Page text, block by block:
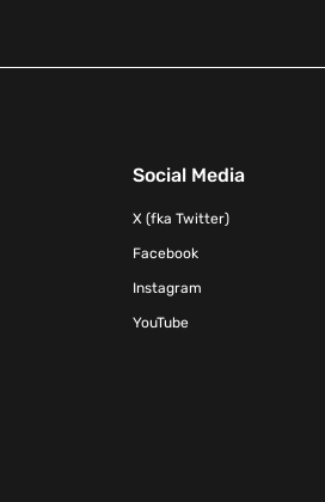
Social Media
X (fka Twitter)
Facebook
Instagram
YouTube